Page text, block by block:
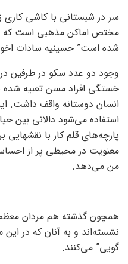
سر در شبستانی با کاشی
مختص اماکن مذهبی است که
شده است” حسینیه سادات
وجود دو عدد سکو در طرفین
خستگی افراد مسن تعبیه
انسان دوستانه واقف داشت.
استفاده می‌شود دالانی بین
پارچه‌های قلم کار با نقشهایی
معنویت در محیطی پر از
من می‌دهد.
همچون گذشته هم مردان
نشسته‌اند و به آنان که در
گویی” می‌کنند.